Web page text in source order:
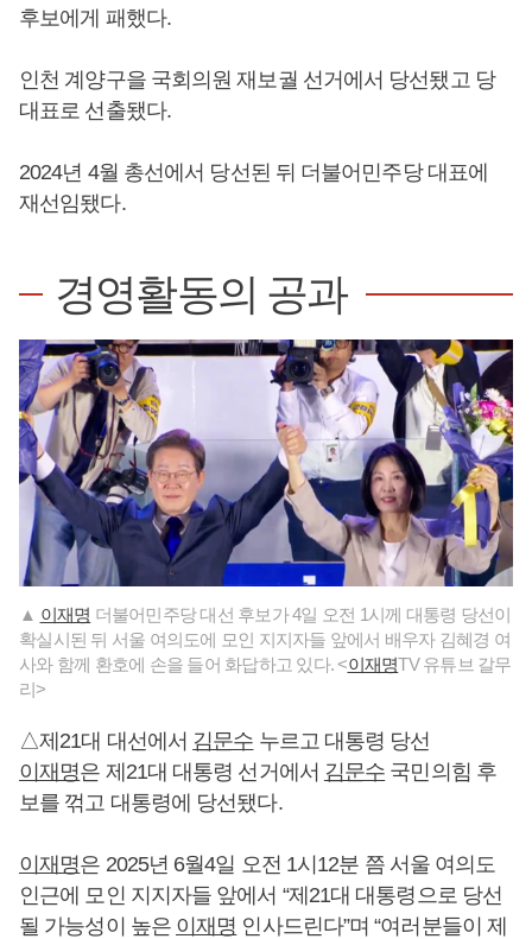
후보에게 패했다.
인천 계양구을 국회의원 재보궐 선거에서 당선됐고 당
대표로 선출됐다.
2024년 4월 총선에서 당선된 뒤 더불어민주당 대표에
재선임됐다.
경영활동의 공과
▲ 이재명 더불어민주당 대선 후보가 4일 오전 1시께 대통령 당선이
확실시된 뒤 서울 여의도에 모인 지지자들 앞에서 배우자 김혜경 여
사와 함께 환호에 손을 들어 화답하고 있다. <이재명TV 유튜브 갈무
리>
△제21대 대선에서 김문수 누르고 대통령 당선
이재명은 제21대 대통령 선거에서 김문수 국민의힘 후
보를 꺾고 대통령에 당선됐다.
이재명은 2025년 6월4일 오전 1시12분 쯤 서울 여의도
인근에 모인 지지자들 앞에서 “제21대 대통령으로 당선
될 가능성이 높은 이재명 인사드린다”며 “여러분들이 제